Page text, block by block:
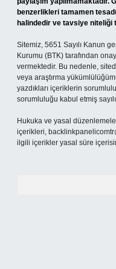
benzerlikleri tamamen
halindedir ve tavsiye niteliği
Sitemiz, 5651 Sayılı Kanun
Kurumu (BTK) tarafından
vermektedir. Bu nedenle,
veya araştırma
yazdıkları içeriklerin
sorumluluğu kabul etmiş
Hukuka ve yasal
içerikleri,
ilgili içerikler yasal süre